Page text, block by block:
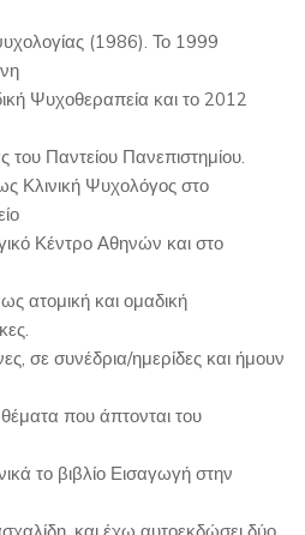
(1986). Το 1999
Ψυχοθεραπεία και το 2012
Παντείου Πανεπιστημίου.
Κλινική Ψυχολόγος στο
Κέντρο Αθηνών και στο
ατομική και ομαδική
σε συνέδρια/ημερίδες και ήμουν
που άπτονται του
το βιβλίο Εισαγωγή στην